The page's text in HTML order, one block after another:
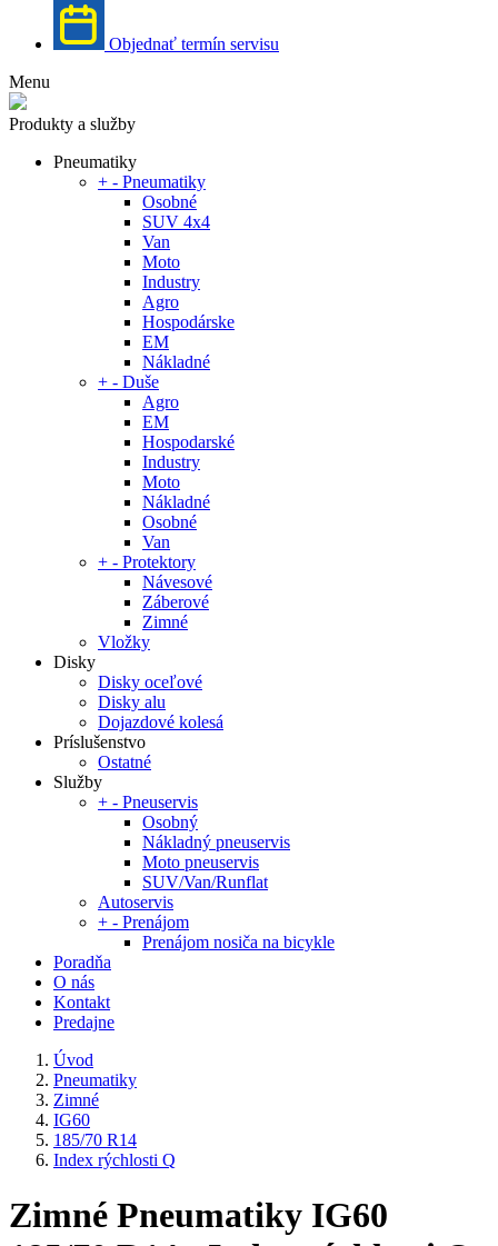
Objednať termín servisu
Menu
Produkty a služby
Pneumatiky
+ - Pneumatiky
Osobné
SUV 4x4
Van
Moto
Industry
Agro
Hospodárske
EM
Nákladné
+ - Duše
Agro
EM
Hospodarské
Industry
Moto
Nákladné
Osobné
Van
+ - Protektory
Návesové
Záberové
Zimné
Vložky
Disky
Disky oceľové
Disky alu
Dojazdové kolesá
Príslušenstvo
Ostatné
Služby
+ - Pneuservis
Osobný
Nákladný pneuservis
Moto pneuservis
SUV/Van/Runflat
Autoservis
+ - Prenájom
Prenájom nosiča na bicykle
Poradňa
O nás
Kontakt
Predajne
Úvod
Pneumatiky
Zimné
IG60
185/70 R14
Index rýchlosti Q
Zimné Pneumatiky IG60